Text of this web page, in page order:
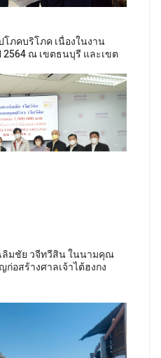
โภคบริโภค เนื่องในงาน
ณ เขตธนบุรี และเขต
ลิมชัย วจีทวีสิน ในนามคุณ
อสร้างศาลเจ้าไต้ฮงกง